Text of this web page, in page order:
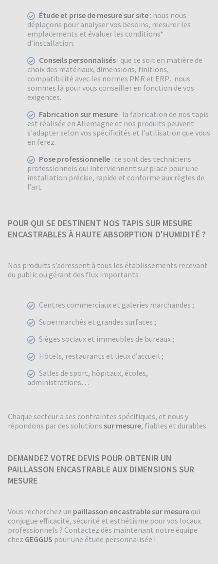
Étude et prise de mesure sur site : nous nous
déplaçons pour analyser vos besoins, mesurer les
emplacements et évaluer les conditions*
d’installation.
Conseils personnalisés : que ce soit en matière de
choix des matériaux, dimensions, finitions,
compatibilité avec les normes PMR et ERP... nous
sommes là pour vous conseiller en fonction de vos
exigences.
Fabrication sur mesure : la fabrication de nos tapis
est réalisée en Allemagne et nos produits peuvent
s'adapter selon vos spécificités et l'utilisation que vous
en ferez.
Pose professionnelle : ce sont des techniciens
professionnels qui interviennent sur place pour une
installation précise, rapide et conforme aux règles de
l’art.
POUR QUI SE DESTINENT NOS TAPIS SUR MESURE
ENCASTRABLES À HAUTE ABSORPTION D'HUMIDITÉ ?
Nos produits s’adressent à tous les établissements recevant
du public ou gérant des flux importants :
Centres commerciaux et galeries marchandes ;
Supermarchés et grandes surfaces ;
Sièges sociaux et immeubles de bureaux ;
Hôtels, restaurants et lieux d’accueil ;
Salles de sport, hôpitaux, écoles,
administrations…
Chaque secteur a ses contraintes spécifiques, et nous y
répondons par des solutions sur mesure, fiables et durables.
DEMANDEZ VOTRE DEVIS POUR OBTENIR UN
PAILLASSON ENCASTRABLE AUX DIMENSIONS SUR
MESURE
Vous recherchez un paillasson encastrable sur mesure qui
conjugue efficacité, sécurité et esthétisme pour vos locaux
professionnels ? Contactez dès maintenant notre équipe
chez GEGGUS pour une étude personnalisée !